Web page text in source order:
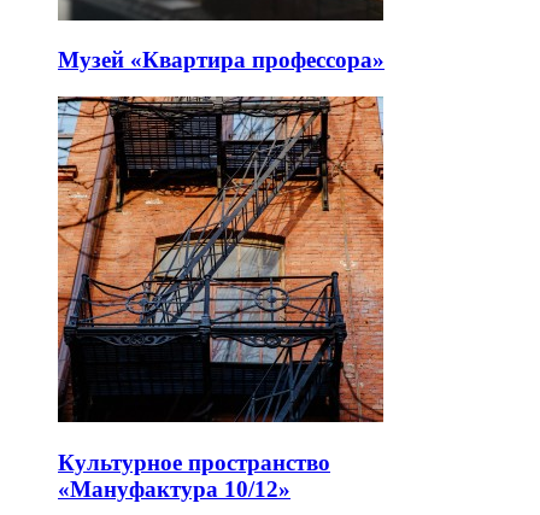
Музей «Квартира профессора»
Культурное пространство
«Мануфактура 10/12»